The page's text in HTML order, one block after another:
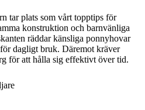
tar plats som vårt topptips för
konstruktion och barnvänliga
räddar känsliga ponnyhovar
dagligt bruk. Däremot kräver
för att hålla sig effektivt över tid.